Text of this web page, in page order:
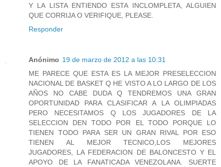
Y LA LISTA ENTIENDO ESTA INCLOMPLETA, ALGUIEN
QUE CORRIJA O VERIFIQUE, PLEASE.
Responder
Anónimo 19 de marzo de 2012 a las 10:31
ME PARECE QUE ESTA ES LA MEJOR PRESELECCION
NACIONAL DE BASKET Q HE VISTO A LO LARGO DE LOS
AÑOS NO CABE DUDA Q TENDREMOS UNA GRAN
OPORTUNIDAD PARA CLASIFICAR A LA OLIMPIADAS
PERO NECESITAMOS Q LOS JUGADORES DE LA
SELECCION DEN TODO POR EL TODO PORQUE LO
TIENEN TODO PARA SER UN GRAN RIVAL POR ESO
TIENEN AL MEJOR TECNICO,LOS MEJORES
JUGADORES, LA FEDERACION DE BALONCESTO Y EL
APOYO DE LA FANATICADA VENEZOLANA. SUERTE